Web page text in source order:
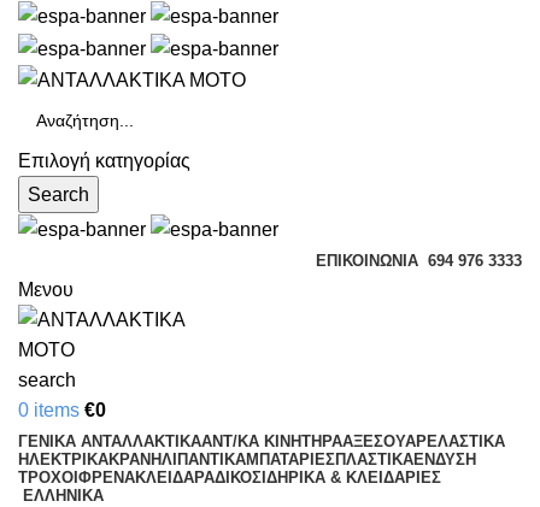
Επιλογή κατηγορίας
Search
ΕΠΙΚΟΙΝΩΝΊΑ 694 976 3333
Μενου
search
0 items €0
ΓΕΝΙΚΑ ΑΝΤΑΛΛΑΚΤΙΚΑΑΝΤ/ΚΑ ΚΙΝΗΤΗΡΑΑΞΕΣΟΥΑΡΕΛΑΣΤΙΚΑ
ΗΛΕΚΤΡΙΚΑΚΡΑΝΗΛΙΠΑΝΤΙΚΑΜΠΑΤΑΡΙΕΣΠΛΑΣΤΙΚΑΕΝΔΥΣΗ
ΤΡΟΧΟΙ ΦΡΕΝΑΚΛΕΙΔΑΡΑΔΙΚΟΣΙΔΗΡΙΚΑ & ΚΛΕΙΔΑΡΙΕΣ
ΕΛΛΗΝΙΚΆ